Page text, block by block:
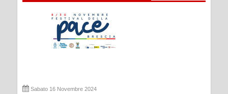
Sabato 16 Novembre 2024